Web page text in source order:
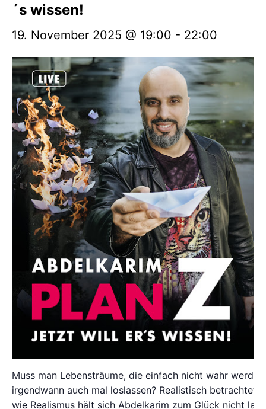
´s wissen!
19. November 2025 @ 19:00 - 22:00
Muss man Lebensträume, die einfach nicht wahr
irgendwann auch mal loslassen? Realistisch betrachtet
wie Realismus hält sich Abdelkarim zum Glück nicht